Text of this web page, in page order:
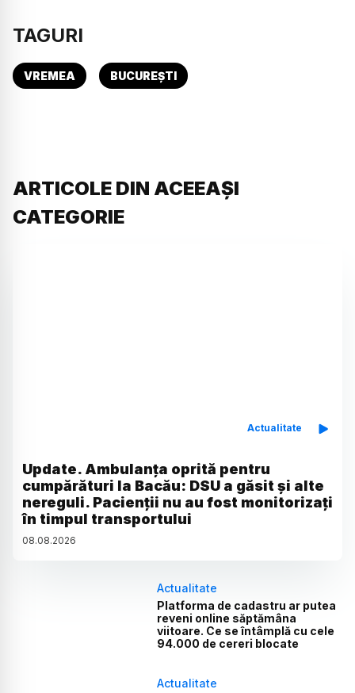
TAGURI
VREMEA BUCUREȘTI
ARTICOLE DIN ACEEAȘI
CATEGORIE
Actualitate
Update. Ambulanța oprită pentru
cumpărături la Bacău: DSU a găsit și alte
nereguli. Pacienții nu au fost monitorizați
în timpul transportului
08.08.2026
Actualitate
Platforma de cadastru ar putea
reveni online săptămâna
viitoare. Ce se întâmplă cu cele
94.000 de cereri blocate
Actualitate